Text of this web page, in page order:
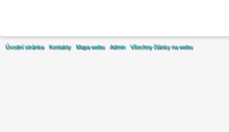
Úvodní stránka Kontakty Mapa webu Admin Všechny články na webu